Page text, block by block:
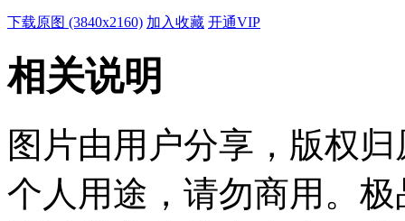
下载原图 (3840x2160) 加入收藏 开通VIP
相关说明
图片由用户分享，版权
个人用途，请勿商用。